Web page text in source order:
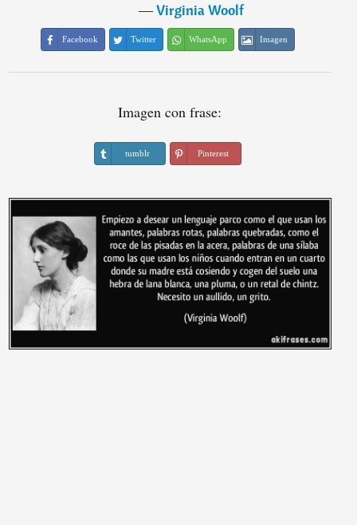
―Virginia Woolf
Facebook Twitter WhatsApp Imagen
Imagen con frase:
tumblr Pinterest